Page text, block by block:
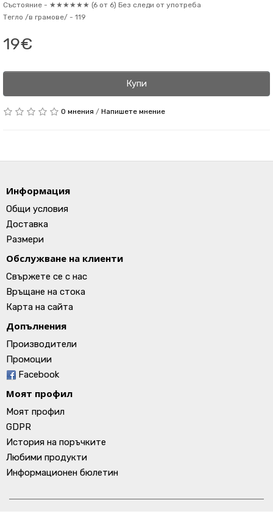
Състояние - ★★★★★★ (6 от 6) Без следи от употреба
Тегло /в грамове/ - 119
19€
Купи
0 мнения / Напишете мнение
Информация
Общи условия
Доставка
Размери
Обслужване на клиенти
Свържете се с нас
Връщане на стока
Карта на сайта
Допълнения
Производители
Промоции
Facebook
Моят профил
Моят профил
GDPR
История на поръчките
Любими продукти
Информационен бюлетин